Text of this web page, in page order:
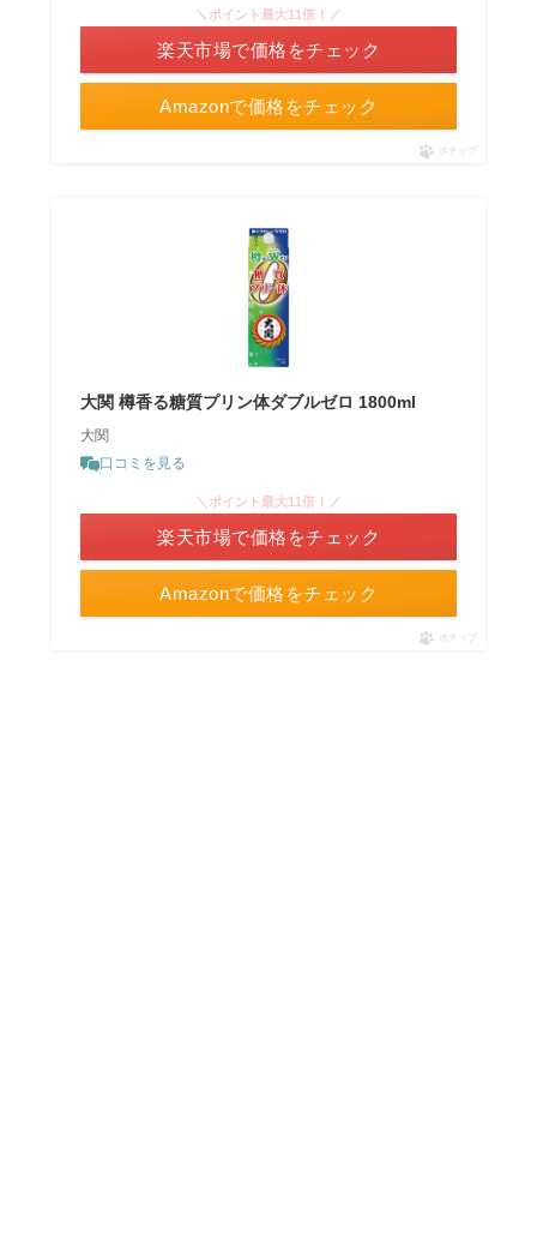
Amazonで価格をチェック
＼ポイント最大11倍！／
楽天市場で価格をチェック
ポチップ
大関 樽香る糖質プリン体ダブルゼロ 1800ml
大関
口コミを見る
Amazonで価格をチェック
＼ポイント最大11倍！／
楽天市場で価格をチェック
ポチップ